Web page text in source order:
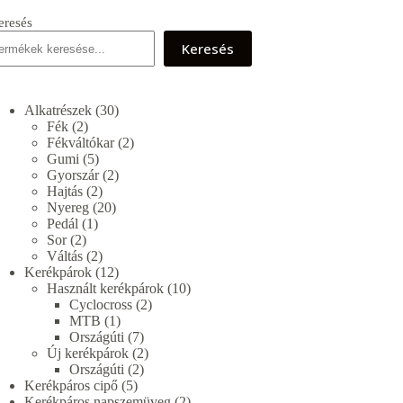
Keresés
Alkatrészek 3030
Fék 22
termék
Fékváltókar 22
Gumi 55
termék
Gyorszár 22
Hajtás 22
termék
Nyereg 2020
Pedál 11
Sor 22
termék
Váltás 22
termék
Kerékpárok 1212
termék
Használt kerékpárok 1010
Cyclocross 22
MTB 11
termék
Országúti 77
termék
Új kerékpárok 22
termék
Országúti 22
Kerékpáros cipő 55